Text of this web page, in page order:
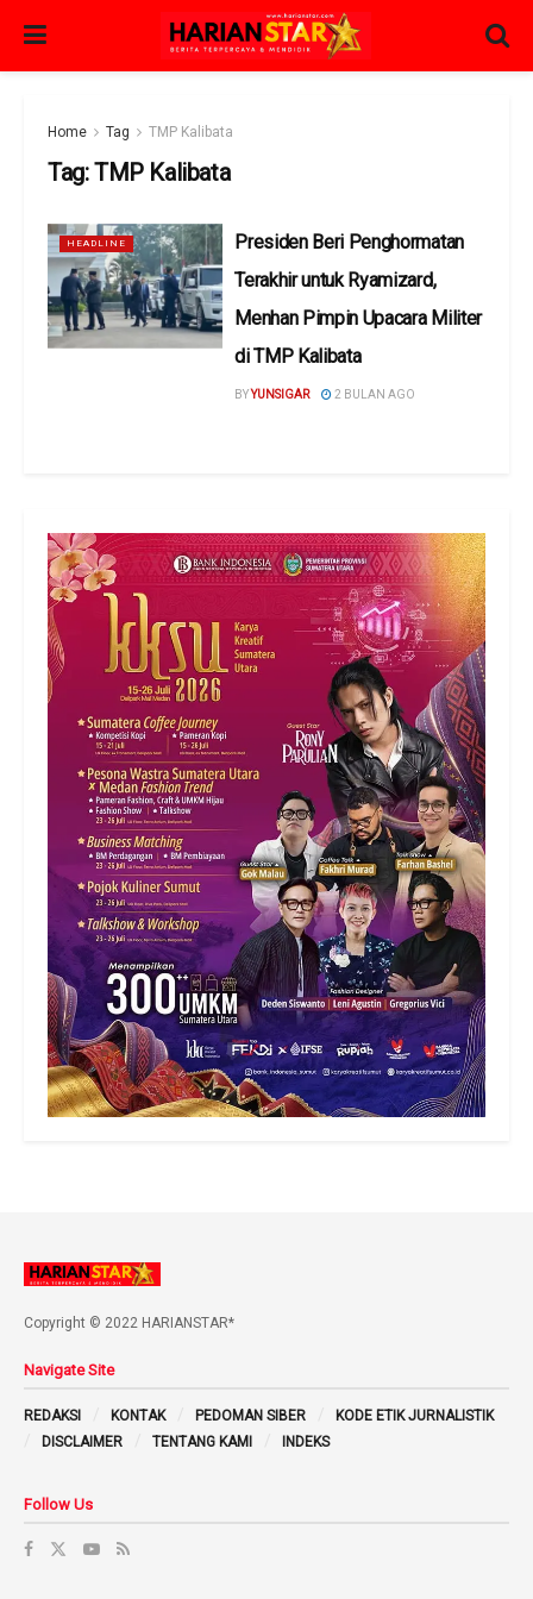
Home Tag TMP Kalibata
Tag:TMP Kalibata
HEADLINE
Presiden Beri Penghormatan
Terakhir untuk Ryamizard,
Menhan Pimpin Upacara Militer
di TMP Kalibata
BYYUNSIGAR 2 BULAN AGO
Copyright © 2022 HARIANSTAR*
Navigate Site
REDAKSI KONTAK PEDOMAN SIBER
KODE ETIK JURNALISTIK
DISCLAIMER
TENTANG KAMI INDEKS
Follow Us